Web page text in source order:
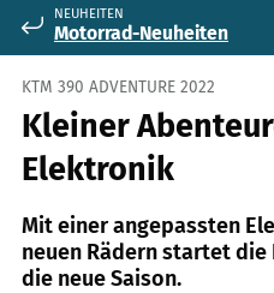
NEUHEITEN
Motorrad-Neuheiten
KTM 390 ADVENTURE 2022
Kleiner
Elektronik
Mit einer angepassten
neuen Rädern startet die
die neue Saison.